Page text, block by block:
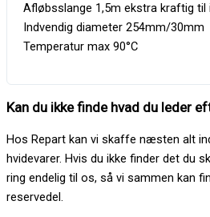
Afløbsslange 1,5m ekstra kraftig til
Indvendig diameter 254mm/30mm
Temperatur max 90°C
Kan du ikke finde hvad du leder
Hos Repart kan vi skaffe næsten alt
hvidevarer. Hvis du ikke finder det du
ring endelig til os, så vi sammen kan
reservedel.